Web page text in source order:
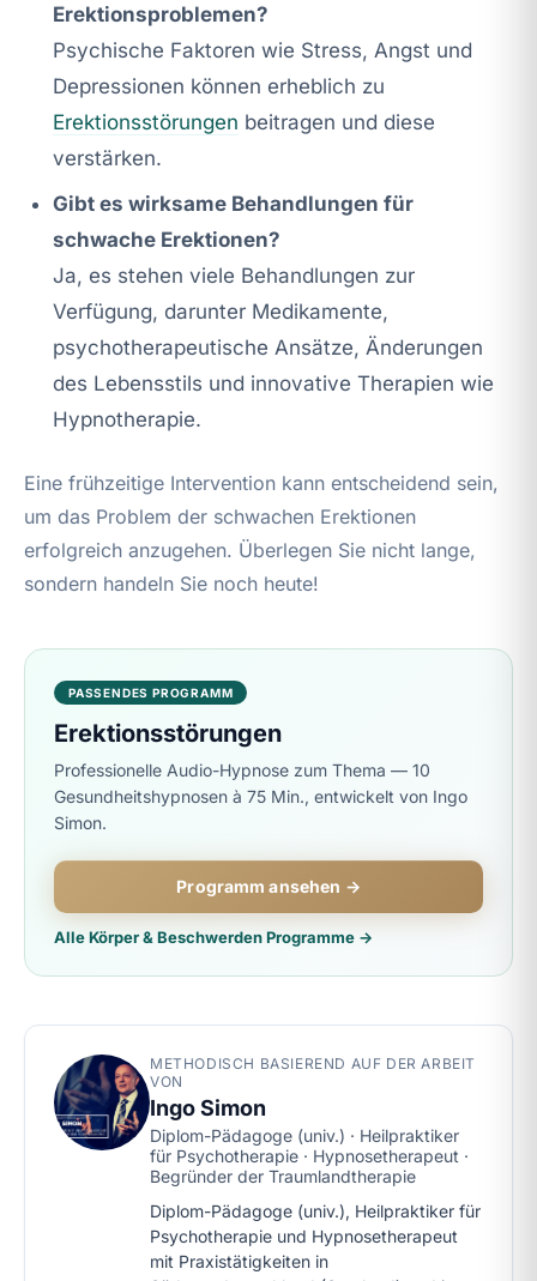
Erektionsproblemen?
Psychische Faktoren wie Stress, Angst und
Depressionen können erheblich zu
Erektionsstörungen beitragen und diese
verstärken.
Gibt es wirksame Behandlungen für
schwache Erektionen?
Ja, es stehen viele Behandlungen zur
Verfügung, darunter Medikamente,
psychotherapeutische Ansätze, Änderungen
des Lebensstils und innovative Therapien wie
Hypnotherapie.
Eine frühzeitige Intervention kann entscheidend sein,
um das Problem der schwachen Erektionen
erfolgreich anzugehen. Überlegen Sie nicht lange,
sondern handeln Sie noch heute!
PASSENDES PROGRAMM
Erektionsstörungen
Professionelle Audio-Hypnose zum Thema — 10
Gesundheitshypnosen à 75 Min., entwickelt von Ingo
Simon.
Programm ansehen →
Alle Körper & Beschwerden Programme →
METHODISCH BASIEREND AUF DER ARBEIT
VON
Ingo Simon
Diplom-Pädagoge (univ.) · Heilpraktiker
für Psychotherapie · Hypnosetherapeut ·
Begründer der Traumlandtherapie
Diplom-Pädagoge (univ.), Heilpraktiker für
Psychotherapie und Hypnosetherapeut
mit Praxistätigkeiten in